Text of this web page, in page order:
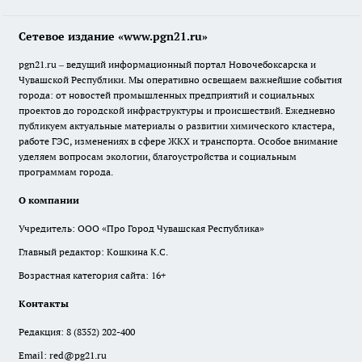
Сетевое издание «www.pgn21.ru»
pgn21.ru – ведущий информационный портал Новочебоксарска и
Чувашской Республики. Мы оперативно освещаем важнейшие события
города: от новостей промышленных предприятий и социальных
проектов до городской инфраструктуры и происшествий. Ежедневно
публикуем актуальные материалы о развитии химического кластера,
работе ГЭС, изменениях в сфере ЖКХ и транспорта. Особое внимание
уделяем вопросам экологии, благоустройства и социальным
программам города.
О компании
Учредитель: ООО «Про Город Чувашская Республика»
Главный редактор: Кошкина К.С.
Возрастная категория сайта: 16+
Контакты
Редакция: 8 (8352) 202-400
Email: red@pg21.ru